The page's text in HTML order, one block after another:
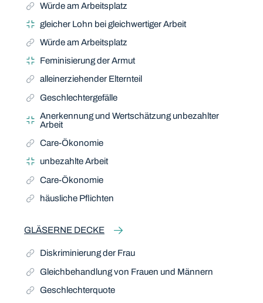
Würde am Arbeitsplatz
gleicher Lohn bei gleichwertiger Arbeit
Würde am Arbeitsplatz
Feminisierung der Armut
alleinerziehender Elternteil
Geschlechtergefälle
Anerkennung und Wertschätzung unbezahlter
Arbeit
Care-Ökonomie
unbezahlte Arbeit
Care-Ökonomie
häusliche Pflichten
GLÄSERNE DECKE
Diskriminierung der Frau
Gleichbehandlung von Frauen und Männern
Geschlechterquote